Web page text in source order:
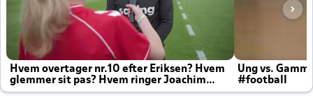
Hvem overtager nr.10 efter Eriksen? Hvem
glemmer sit pas? Hvem ringer Joachim
altid til efter kampe?
Ung vs.
#football